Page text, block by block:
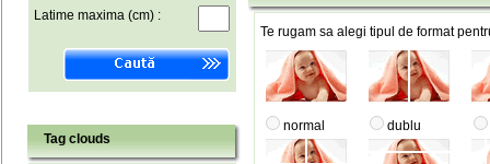
Latime maxima (cm) :
Tag clouds
Te rugam sa alegi tipul de format
normal dublu